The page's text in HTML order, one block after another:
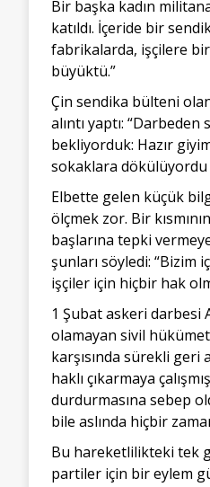
Bir başka kadın
katıldı. İçeride bir
fabrikalarda, işçilere
büyüktü.”
Çin sendika bülteni
alıntı yaptı:
bekliyorduk: Hazır
sokaklara dökülüyordu
Elbette gelen küçük
ölçmek zor. Bir
başlarına tepki
şunları söyledi: “Bizim
işçiler için hiçbir hak
1 Şubat askeri darbesi
olamayan sivil
karşısında sürekli geri
haklı çıkarmaya
durdurmasına sebep
bile aslında hiçbir
Bu hareketlilikteki tek
partiler için bir eylem